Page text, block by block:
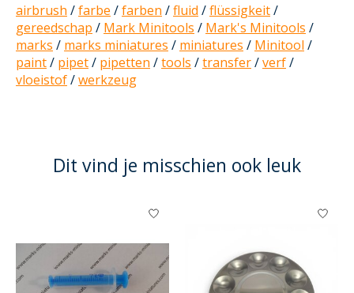
airbrush /farbe /farben /fluid /flüssigkeit/
gereedschap / Mark Minitools / Mark's Minitools /
marks / marks miniatures / miniatures / Minitool /
paint/ pipet/ pipetten /tools /transfer/verf/
vloeistof/werkzeug
Dit vind je misschien ook leuk
Items van productcarrousel